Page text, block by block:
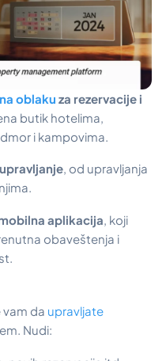
oblaku za rezervacije i
butik hotelima,
i kampovima.
, od upravljanja
aplikacija, koji
obaveštenja i
vam da upravljate
Nudi: